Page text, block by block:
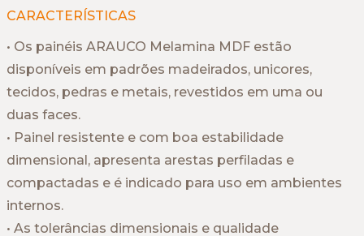
CARACTERÍSTICAS
• Os painéis ARAUCO Melamina MDF estão
disponíveis em padrões madeirados, unicores,
tecidos, pedras e metais, revestidos em uma ou
duas faces.
• Painel resistente e com boa estabilidade
dimensional, apresenta arestas perfiladas e
compactadas e é indicado para uso em ambientes
internos.
• As tolerâncias dimensionais e qualidade